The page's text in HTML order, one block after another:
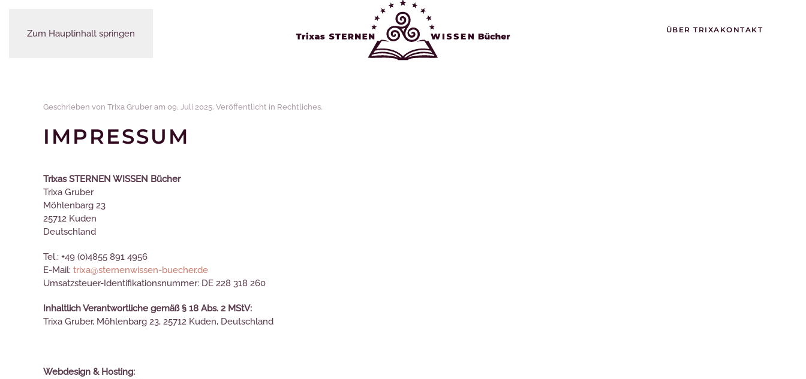
Zum Hauptinhalt springen
HOMEWERKEBLOG ÜBER TRIXA KONTAKT
Geschrieben von Trixa Gruber am 09. Juli 2025. Veröffentlicht in Rechtliches.
IMPRESSUM
Trixas STERNEN WISSEN Bücher
Trixa Gruber
Möhlenbarg 23
25712 Kuden
Deutschland
Tel.: +49 (0)4855 891 4956
E-Mail: trixa@sternenwissen-buecher.de
Umsatzsteuer-Identifikationsnummer: DE 228 318 260
Inhaltlich Verantwortliche gemäß § 18 Abs. 2 MStV:
Trixa Gruber, Möhlenbarg 23, 25712 Kuden, Deutschland
Webdesign & Hosting: